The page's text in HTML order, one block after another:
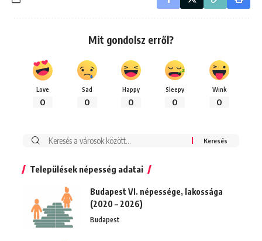
Mit gondolsz erről?
Love
0
Sad
0
Happy
0
Sleepy
0
Wink
0
Keresés:
Települések népesség adatai
Budapest VI. népessége, lakossága
(2020 – 2026)
Budapest